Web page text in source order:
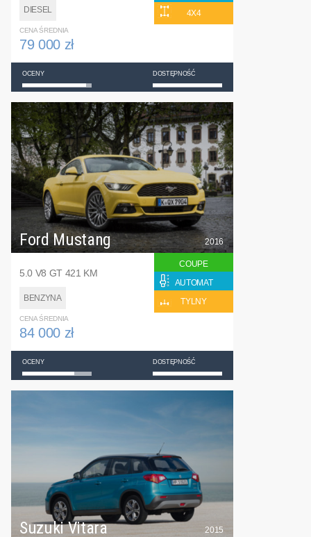
DIESEL
4X4
CENA ŚREDNIA
79 000 zł
OCENY DOSTĘPNOŚĆ
Ford Mustang
5.0 V8 GT 421 KM
BENZYNA
2016
COUPE
AUTOMAT
TYLNY
CENA ŚREDNIA
84 000 zł
OCENY DOSTĘPNOŚĆ
Suzuki Vitara 2015